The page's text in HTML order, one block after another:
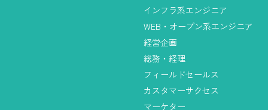
インフラ系エンジニア
WEB・オープン系エンジニア
経営企画
総務・経理
フィールドセールス
カスタマーサクセス
マーケター